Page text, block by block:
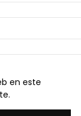
en este